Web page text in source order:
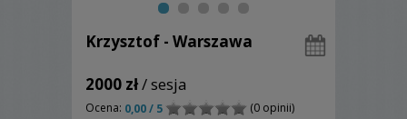
Krzysztof - Warszawa
2000 zł/ sesja
Ocena: 0,00 / 5
(0 opinii)